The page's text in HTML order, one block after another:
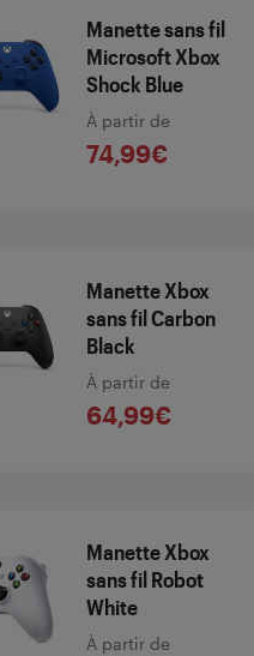
Manette sans fil
Microsoft Xbox
Shock Blue
À partir de
74,99€
Manette Xbox
sans fil Carbon
Black
À partir de
64,99€
Manette Xbox
sans fil Robot
White
À partir de